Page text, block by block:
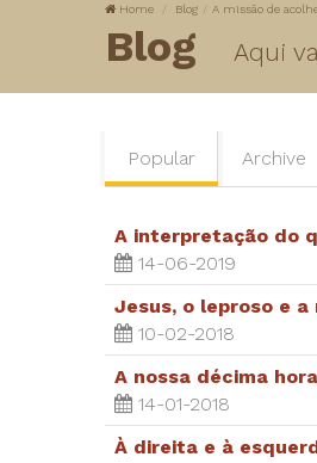
Home Blog A missão de
Blog Aqui
Popular Archive
A interpretação do
14-06-2019
Jesus, o leproso e a
10-02-2018
A nossa décima hora
14-01-2018
À direita e à